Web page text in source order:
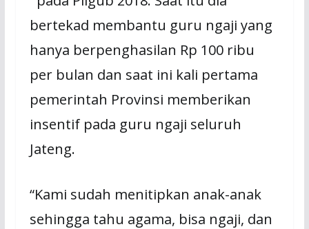
bertekad membantu guru ngaji yang
hanya berpenghasilan Rp 100 ribu
per bulan dan saat ini kali pertama
pemerintah Provinsi memberikan
insentif pada guru ngaji seluruh
Jateng.
“Kami sudah menitipkan anak-anak
sehingga tahu agama, bisa ngaji, dan